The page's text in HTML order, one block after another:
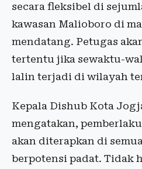
secara fleksibel di
kawasan Malioboro di
mendatang. Petugas
tertentu jika sewaktu-
lalin terjadi di wilayah
Kepala Dishub Kota
mengatakan,
akan diterapkan di
berpotensi padat. Tidak